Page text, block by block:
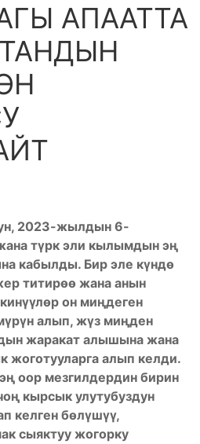
АПААТТА
2023-жылдын 6-
түрк эли кылымдын эң
кабылды. Бир эле күндө
титирөө жана анын
он миңдеген
алып, жүз миңден
жаракат алышына жана
жоготууларга алып келди.
оор мезгилдердин бирин
кырсык улутубуздун
келген бөлүшүү,
сыяктуу жогорку